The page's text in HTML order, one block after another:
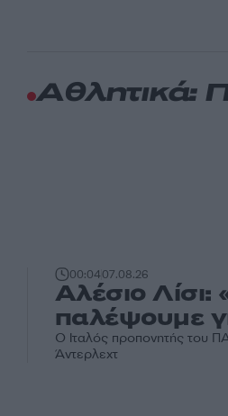
Αθλητικά:
00:0407.08.26
Αλέσιο Λίσι:
παλέψουμε
Ο Ιταλός προπονητής του
Άντερλεχτ